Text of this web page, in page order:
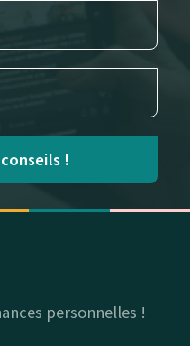
!
personnelles !